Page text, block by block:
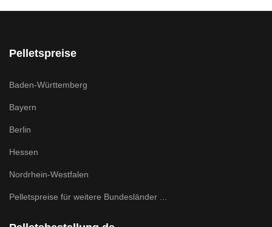
Pelletspreise
Baden-Württemberg
Bayern
Berlin
Hessen
Nordrhein-Westfalen
Pelletspreise für weitere Bundesländer ...